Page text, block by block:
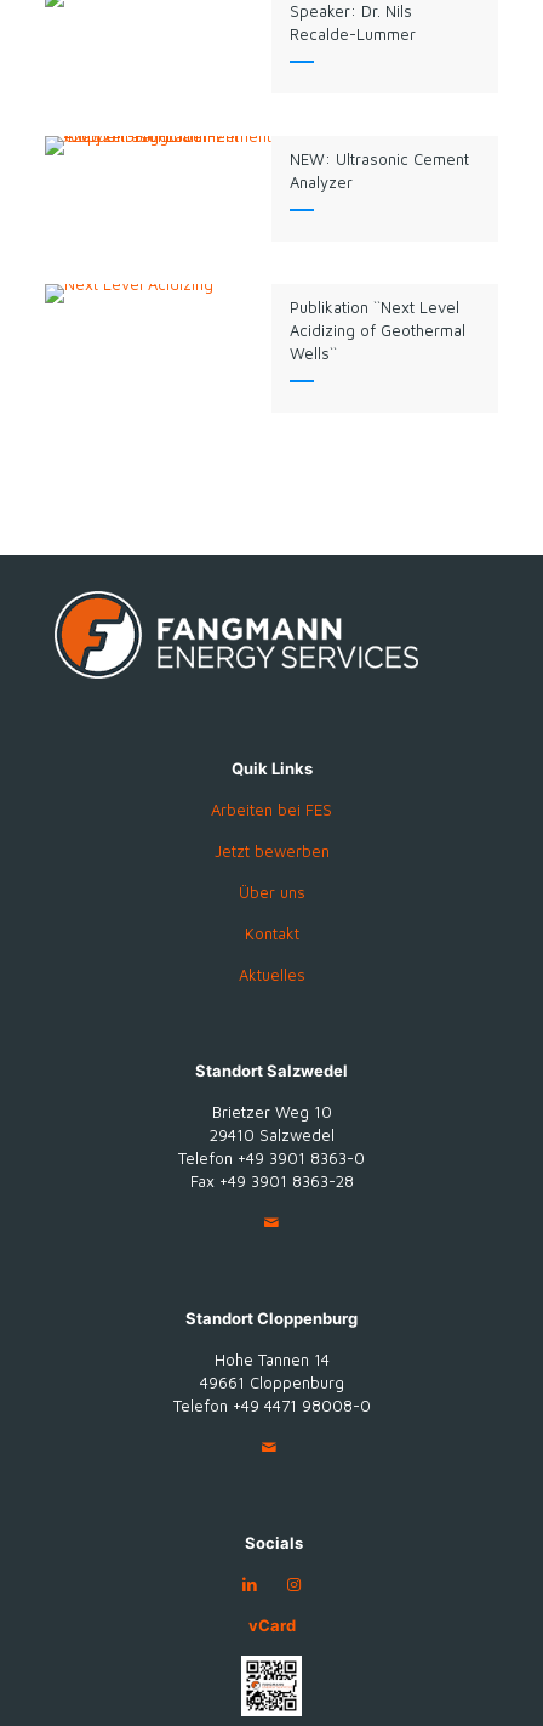
Speaker: Dr. Nils
Recalde-Lummer
NEW: Ultrasonic Cement
Analyzer
Publikation ``Next Level
Acidizing of Geothermal
Wells``
Quik Links
Arbeiten bei FES
Jetzt bewerben
Über uns
Kontakt
Aktuelles
Standort Salzwedel
Brietzer Weg 10
29410 Salzwedel
Telefon +49 3901 8363-0
Fax +49 3901 8363-28
Standort Cloppenburg
Hohe Tannen 14
49661 Cloppenburg
Telefon +49 4471 98008-0
Socials
vCard